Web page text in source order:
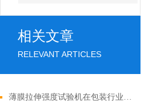
相关文章
RELEVANT ARTICLES
薄膜拉伸强度试验机在包装行业的应用有哪些具体标准和规范？